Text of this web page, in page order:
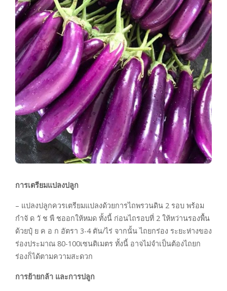
การเตรียมแปลงปลูก
– แปลงปลูกควรเตรียมแปลงด้วยการไถพรวนดิน 2 รอบ พร้อม
กำจั ด วั ช พื ชออกให้หมด ทั้งนี้ ก่อนไถรอบที่ 2 ให้หว่านรองพื้น
ด้วยปุ๋ ย ค อ ก อัตรา 3-4 ตัน/ไร่ จากนั้น ไถยกร่อง ระยะห่างของ
ร่องประมาณ 80-100เซนติเมตร ทั้งนี้ อาจไม่จำเป็นต้องไถยก
ร่องก็ได้ตามความสะดวก
การย้ายกล้า และการปลูก